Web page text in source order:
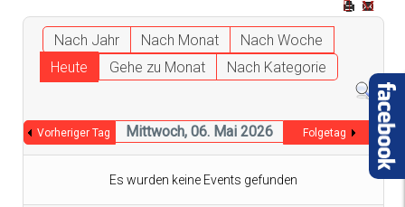
Nach Jahr Nach Monat
Nach Woche
Heute
Gehe zu Monat Nach Kategorie
Vorheriger Tag Mittwoch, 06. Mai 2026 Folgetag
Es wurden keine Events gefunden